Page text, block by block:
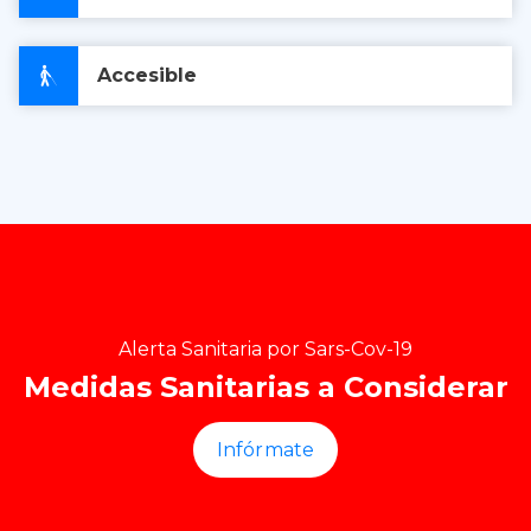
Accesible
Alerta Sanitaria por Sars-Cov-19
Medidas Sanitarias a Considerar
Infórmate